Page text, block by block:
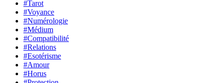
#Tarot
#Voyance
#Numérologie
#Médium
#Compatibilité
#Relations
#Esotérisme
#Amour
#Horus